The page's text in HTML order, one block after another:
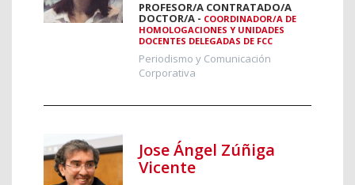
PROFESOR/A CONTRATADO/A
DOCTOR/A - COORDINADOR/A DE
HOMOLOGACIONES Y UNIDADES
DOCENTES DELEGADAS DE FCC
Periodismo y Comunicación
Corporativa
Jose Ángel Zúñiga
Vicente